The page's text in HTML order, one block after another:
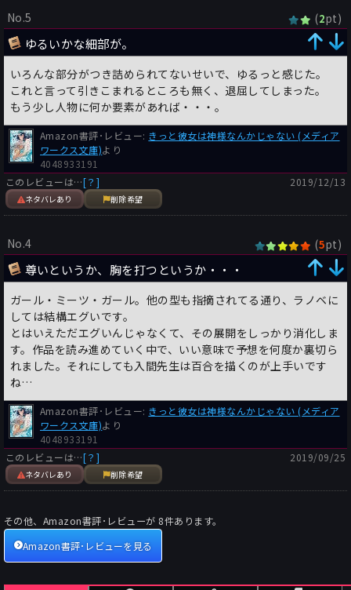
No.5 (2pt)
ゆるいかな細部が。
いろんな部分がつき詰められてないせいで、ゆるっと感じた。
これと言って引きこまれるところも無く、退屈してしまった。
もう少し人物に何か要素があれば・・・。
Amazon書評･レビュー: きっと彼女は神様なんかじゃない (メディア
ワークス文庫)より
4048933191
このレビューは…[？]
ネタバレあり 削除希望
2019/12/13
No.4 (5pt)
尊いというか、胸を打つというか・・・
ガール・ミーツ・ガール。他の型も指摘されてる通り、ラノベに
しては結構エグいです。
とはいえただエグいんじゃなくて、その展開をしっかり消化しま
す。作品を読み進めていく中で、いい意味で予想を何度か裏切ら
れました。それにしても入間先生は百合を描くのが上手いです
ね…
Amazon書評･レビュー: きっと彼女は神様なんかじゃない (メディア
ワークス文庫)より
4048933191
このレビューは…[？]
ネタバレあり 削除希望
2019/09/25
その他、Amazon書評･レビューが 8件あります。
Amazon書評･レビューを見る